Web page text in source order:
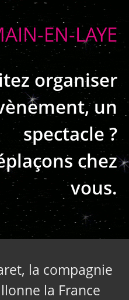
EN-LAYE
organiser
un
spectacle ?
chez
vous.
la compagnie
la France